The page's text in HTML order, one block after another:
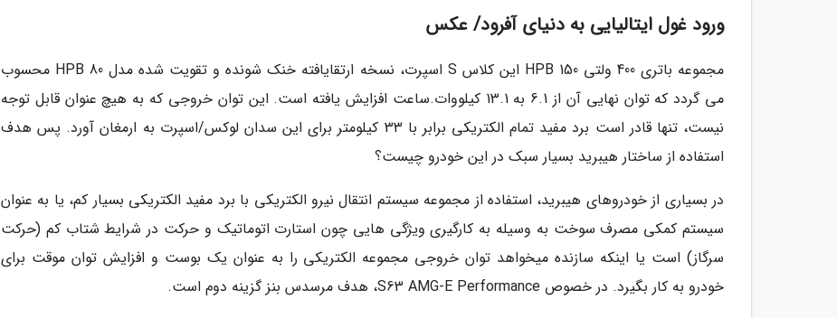
ورود غول ایتالیایی به دنیای آفرود/ عکس
مجموعه باتری 400 ولتی HPB 150 این کلاس S اسپرت، نسخه ارتقایافته خنک شونده و تقویت شده مدل HPB 80 محسوب
می گردد که توان نهایی آن از 6.1 به 13.1 کیلووات.ساعت افزایش یافته است. این توان خروجی که به هیچ عنوان قابل توجه
نیست، تنها قادر است برد مفید تمام الکتریکی برابر با 33 کیلومتر برای این سدان لوکس/اسپرت به ارمغان آورد. پس هدف
استفاده از ساختار هیبرید بسیار سبک در این خودرو چیست؟
در بسیاری از خودروهای هیبرید، استفاده از مجموعه سیستم انتقال نیرو الکتریکی با برد مفید الکتریکی بسیار کم، یا به عنوان
سیستم کمکی مصرف سوخت به وسیله به کارگیری ویژگی هایی چون استارت اتوماتیک و حرکت در شرایط شتاب کم (حرکت
سرگاز) است یا اینکه سازنده میخواهد توان خروجی مجموعه الکتریکی را به عنوان یک بوست و افزایش توان موقت برای
خودرو به کار بگیرد. در خصوص S63 AMG-E Performance، هدف مرسدس بنز گزینه دوم است.